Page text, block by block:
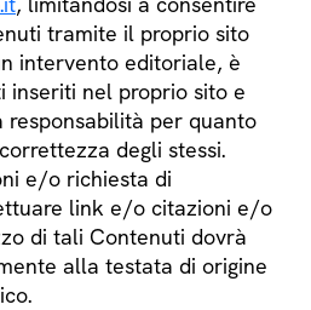
tramite il proprio sito
intervento editoriale, è
inseriti nel proprio sito e
responsabilità per quanto
degli stessi.
e/o richiesta di
link e/o citazioni e/o
di tali Contenuti dovrà
alla testata di origine